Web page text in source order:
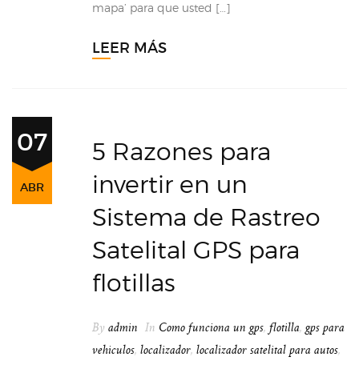
mapa’ para que usted […]
LEER MÁS
07
ABR
5 Razones para
invertir en un
Sistema de Rastreo
Satelital GPS para
flotillas
By admin In Como funciona un gps, flotilla, gps para
vehiculos, localizador, localizador satelital para autos,